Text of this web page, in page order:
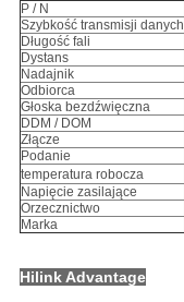
P / N
Szybkość transmisji danych
Długość fali
Dystans
Nadajnik
Odbiorca
Głoska bezdźwięczna
DDM / DOM
Złącze
Podanie
temperatura robocza
Napięcie zasilające
Orzecznictwo
Marka
Hilink Advantage